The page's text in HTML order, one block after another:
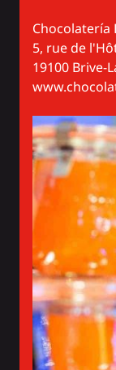
Chocolatería
5, rue de
19100 Brive-